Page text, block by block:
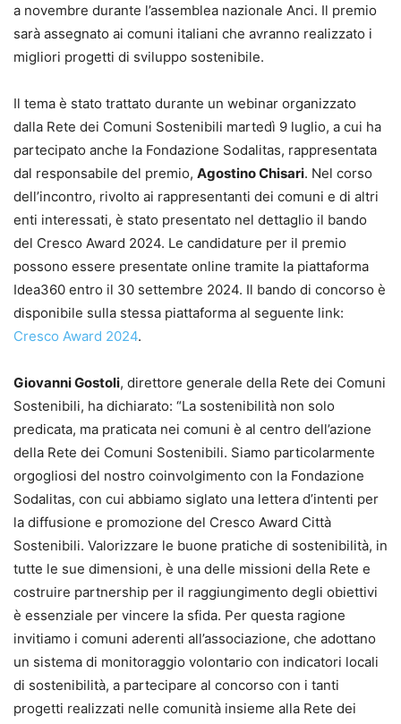
a novembre durante l’assemblea nazionale Anci. Il premio
sarà assegnato ai comuni italiani che avranno realizzato i
migliori progetti di sviluppo sostenibile.
Il tema è stato trattato durante un webinar organizzato
dalla Rete dei Comuni Sostenibili martedì 9 luglio, a cui ha
partecipato anche la Fondazione Sodalitas, rappresentata
dal responsabile del premio, Agostino Chisari. Nel corso
dell’incontro, rivolto ai rappresentanti dei comuni e di altri
enti interessati, è stato presentato nel dettaglio il bando
del Cresco Award 2024. Le candidature per il premio
possono essere presentate online tramite la piattaforma
Idea360 entro il 30 settembre 2024. Il bando di concorso è
disponibile sulla stessa piattaforma al seguente link:
Cresco Award 2024.
Giovanni Gostoli, direttore generale della Rete dei Comuni
Sostenibili, ha dichiarato: “La sostenibilità non solo
predicata, ma praticata nei comuni è al centro dell’azione
della Rete dei Comuni Sostenibili. Siamo particolarmente
orgogliosi del nostro coinvolgimento con la Fondazione
Sodalitas, con cui abbiamo siglato una lettera d’intenti per
la diffusione e promozione del Cresco Award Città
Sostenibili. Valorizzare le buone pratiche di sostenibilità, in
tutte le sue dimensioni, è una delle missioni della Rete e
costruire partnership per il raggiungimento degli obiettivi
è essenziale per vincere la sfida. Per questa ragione
invitiamo i comuni aderenti all’associazione, che adottano
un sistema di monitoraggio volontario con indicatori locali
di sostenibilità, a partecipare al concorso con i tanti
progetti realizzati nelle comunità insieme alla Rete dei